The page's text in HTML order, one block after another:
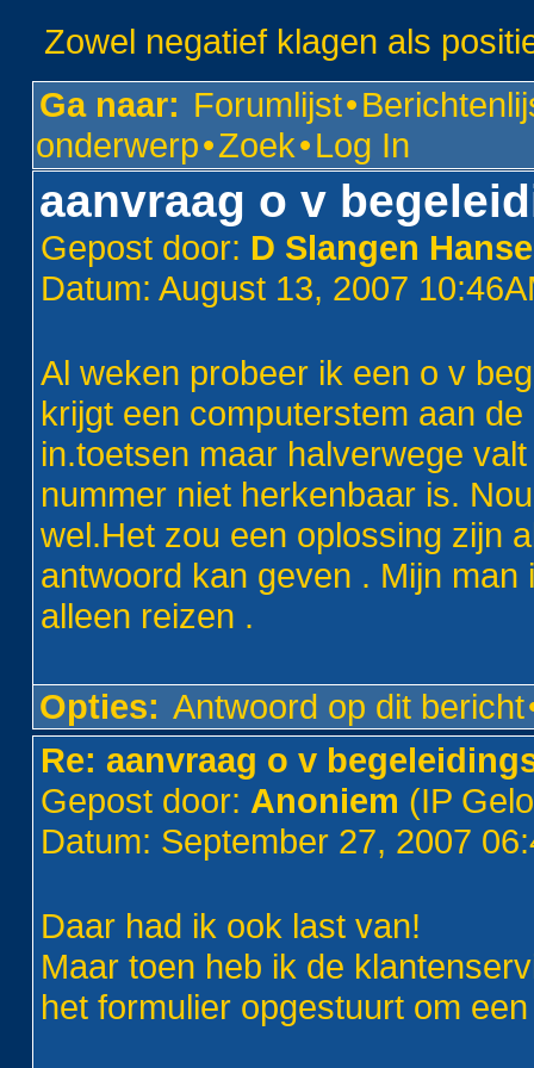
Zowel negatief klagen als
Ga naar: Forumlijst•
onderwerp•Zoek•Log In
aanvraag o v
Gepost door: D Slangen
Datum: August 13, 2007
Al weken probeer ik een o v
krijgt een computerstem aan
in.toetsen maar halverwege
nummer niet herkenbaar is.
wel.Het zou een oplossing zijn
antwoord kan geven . Mijn
alleen reizen .
Opties: Antwoord op dit bericht
Re: aanvraag o v
Gepost door: Anoniem (IP
Datum: September 27, 2007
Daar had ik ook last van!
Maar toen heb ik de
het formulier opgestuurt om